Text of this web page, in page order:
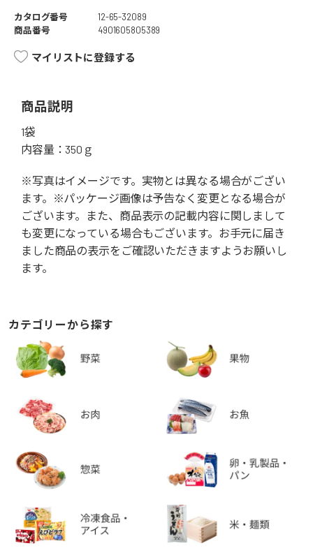
カタログ番号
12-65-32089
商品番号
4901605805389
マイリストに登録する
商品説明
1袋
内容量：350ｇ
※写真はイメージです。実物とは異なる場合がござい
ます。※パッケージ画像は予告なく変更となる場合が
ございます。また、商品表示の記載内容に関しまして
も変更になっている場合もございます。お手元に届き
ました商品の表示をご確認いただきますようお願いし
ます。
カテゴリーから探す